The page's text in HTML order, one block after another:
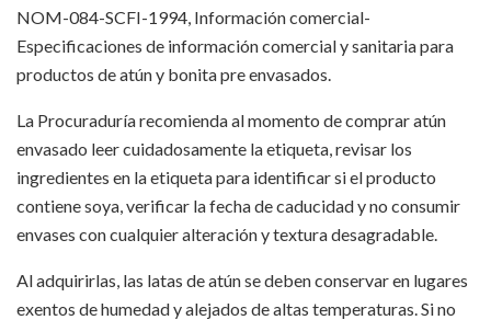
NOM-084-SCFI-1994, Información comercial-
Especificaciones de información comercial y sanitaria para
productos de atún y bonita pre envasados.
La Procuraduría recomienda al momento de comprar atún
envasado leer cuidadosamente la etiqueta, revisar los
ingredientes en la etiqueta para identificar si el producto
contiene soya, verificar la fecha de caducidad y no consumir
envases con cualquier alteración y textura desagradable.
Al adquirirlas, las latas de atún se deben conservar en lugares
exentos de humedad y alejados de altas temperaturas. Si no